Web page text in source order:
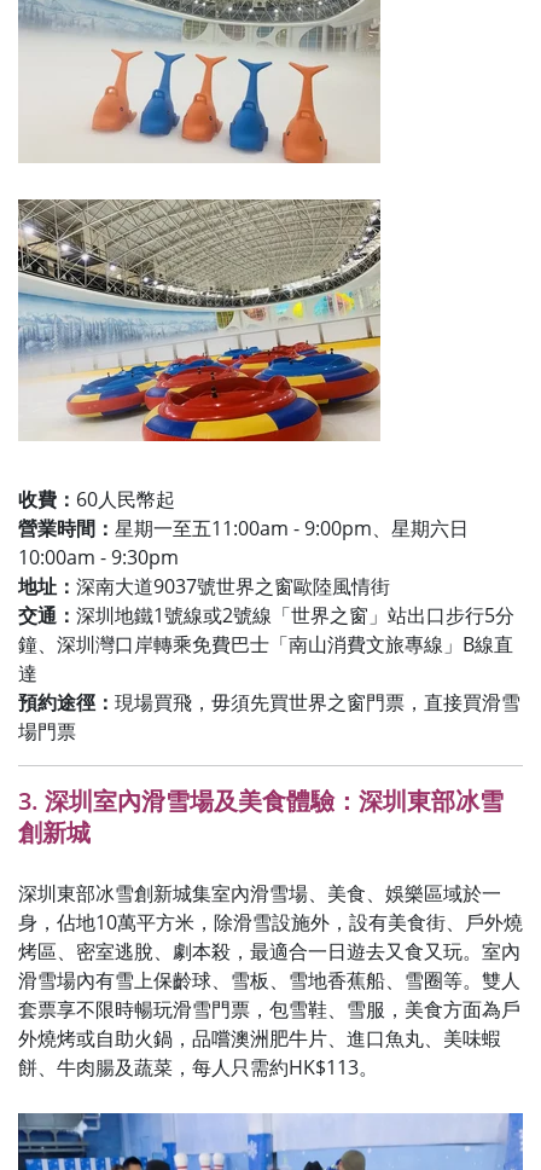
收費： 60人民幣起
營業時間： 星期一至五11:00am - 9:00pm、星期六日
10:00am - 9:30pm
地址： 深南大道9037號世界之窗歐陸風情街
交通： 深圳地鐵1號線或2號線「世界之窗」站出口步行5分
鐘、深圳灣口岸轉乘免費巴士「南山消費文旅專線」B線直
達
預約途徑： 現場買飛，毋須先買世界之窗門票，直接買滑雪
場門票
3. 深圳室內滑雪場及美食體驗：深圳東部冰雪
創新城
深圳東部冰雪創新城集室內滑雪場、美食、娛樂區域於一
身，佔地10萬平方米，除滑雪設施外，設有美食街、戶外燒
烤區、密室逃脫、劇本殺，最適合一日遊去又食又玩。室內
滑雪場內有雪上保齡球、雪板、雪地香蕉船、雪圈等。雙人
套票享不限時暢玩滑雪門票，包雪鞋、雪服，美食方面為戶
外燒烤或自助火鍋，品嚐澳洲肥牛片、進口魚丸、美味蝦
餅、牛肉腸及蔬菜，每人只需約HK$113。